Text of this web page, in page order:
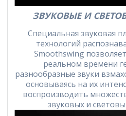
ЗВУКОВЫЕ И
Специальная звуковая
технологий
Smoothswing
реальном времени
разнообразные звуки
основываясь на их
воспроизводить
звуковых и